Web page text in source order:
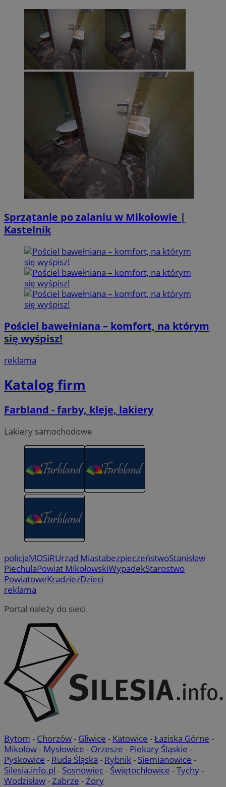
Sprzątanie po zalaniu w Mikołowie |
Kastelnik
Pościel bawełniana – komfort, na którym
się wyśpisz!
reklama
Katalog firm
Farbland - farby, kleje, lakiery
Lakiery samochodowe
policjaMOSiRUrząd MiastabezpieczeństwoStanisław
PiechulaPowiat MikołowskiWypadekStarostwo
PowiatoweKradzieżDzieci
reklama
Portal należy do sieci
Bytom - Chorzów- Gliwice - Katowice -Łaziska Górne -
Mikołów- Mysłowice - Orzesze - Piekary Śląskie -
Pyskowice - Ruda Śląska - Rybnik - Siemianowice -
Silesia.info.pl - Sosnowiec- Świętochłowice -Tychy-
Wodzisław- Zabrze - Żory